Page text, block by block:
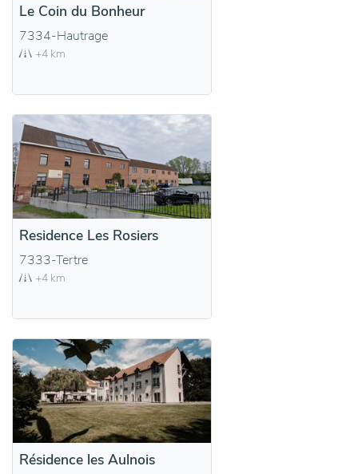
Le Coin du Bonheur
7334-Hautrage
+4 km
Residence Les Rosiers
7333-Tertre
+4 km
Résidence les Aulnois